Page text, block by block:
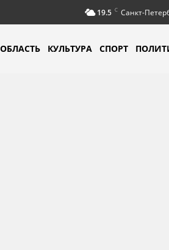
19.5 C Санкт-
КУЛЬТУРА СПОРТ